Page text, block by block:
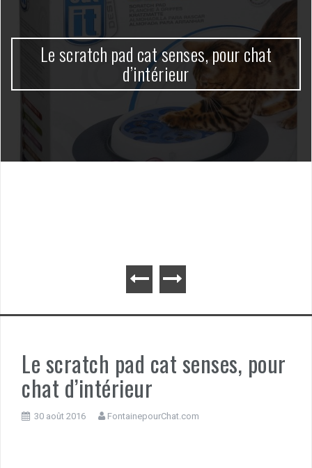
Le scratch pad cat senses, pour chat
d’intérieur
Le scratch pad cat senses, pour
chat d’intérieur
30 août 2016 FontainepourChat.com